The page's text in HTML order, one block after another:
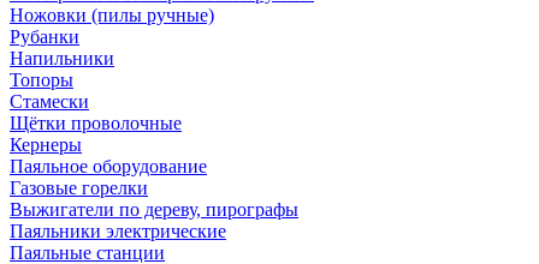
Ножовки (пилы ручные)
Рубанки
Напильники
Топоры
Стамески
Щётки проволочные
Кернеры
Паяльное оборудование
Газовые горелки
Выжигатели по дереву, пирографы
Паяльники электрические
Паяльные станции